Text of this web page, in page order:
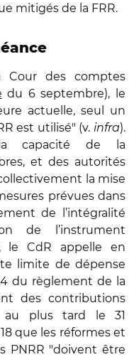
mitigés de la FRR.
des comptes
du 6 septembre), le
actuelle, seul un
est utilisé" (v. infra).
capacité de la
et des autorités
la mise
prévues dans
de l’intégralité
de l’instrument
le CdR appelle en
limite de dépense
du règlement de la
des contributions
au plus tard le 31
que les réformes et
PNRR "doivent être